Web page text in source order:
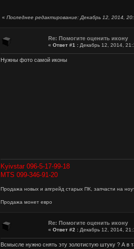
« Последнее редактирование: Декабрь 12, 2014,
Re: Помогите оценить икону
« Ответ #1 : Декабрь 12, 2014,
Нужны фото самой иконы
Kyivstar 096-5-17-99-18
MTS 099-346-91-20
Продажа новых и апгрейд старых ПК, запчасти на
Продажа монет евро
Re: Помогите оценить икону
« Ответ #2 : Декабрь 12, 2014,
Всмысле нужно снять эту золотистую штуку ? А в